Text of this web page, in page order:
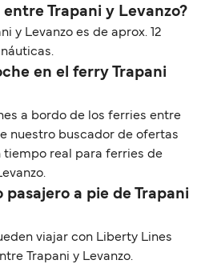
Trapani y Levanzo?
y Levanzo es de aprox. 12
en el ferry Trapani
a bordo de los ferries entre
nuestro buscador de ofertas
tiempo real para ferries de
a pie de Trapani
viajar con Liberty Lines
Trapani y Levanzo.